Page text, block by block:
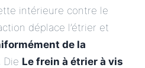
intérieure contre le
déplace l’étrier et
de la
Die Le frein à étrier à vis